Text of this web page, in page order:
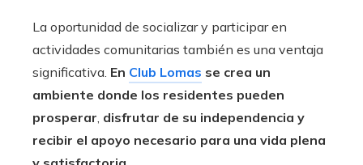
La oportunidad de socializar y participar en
actividades comunitarias también es una ventaja
significativa. En Club Lomas se crea un
ambiente donde los residentes pueden
prosperar, disfrutar de su independencia y
recibir el apoyo necesario para una vida plena